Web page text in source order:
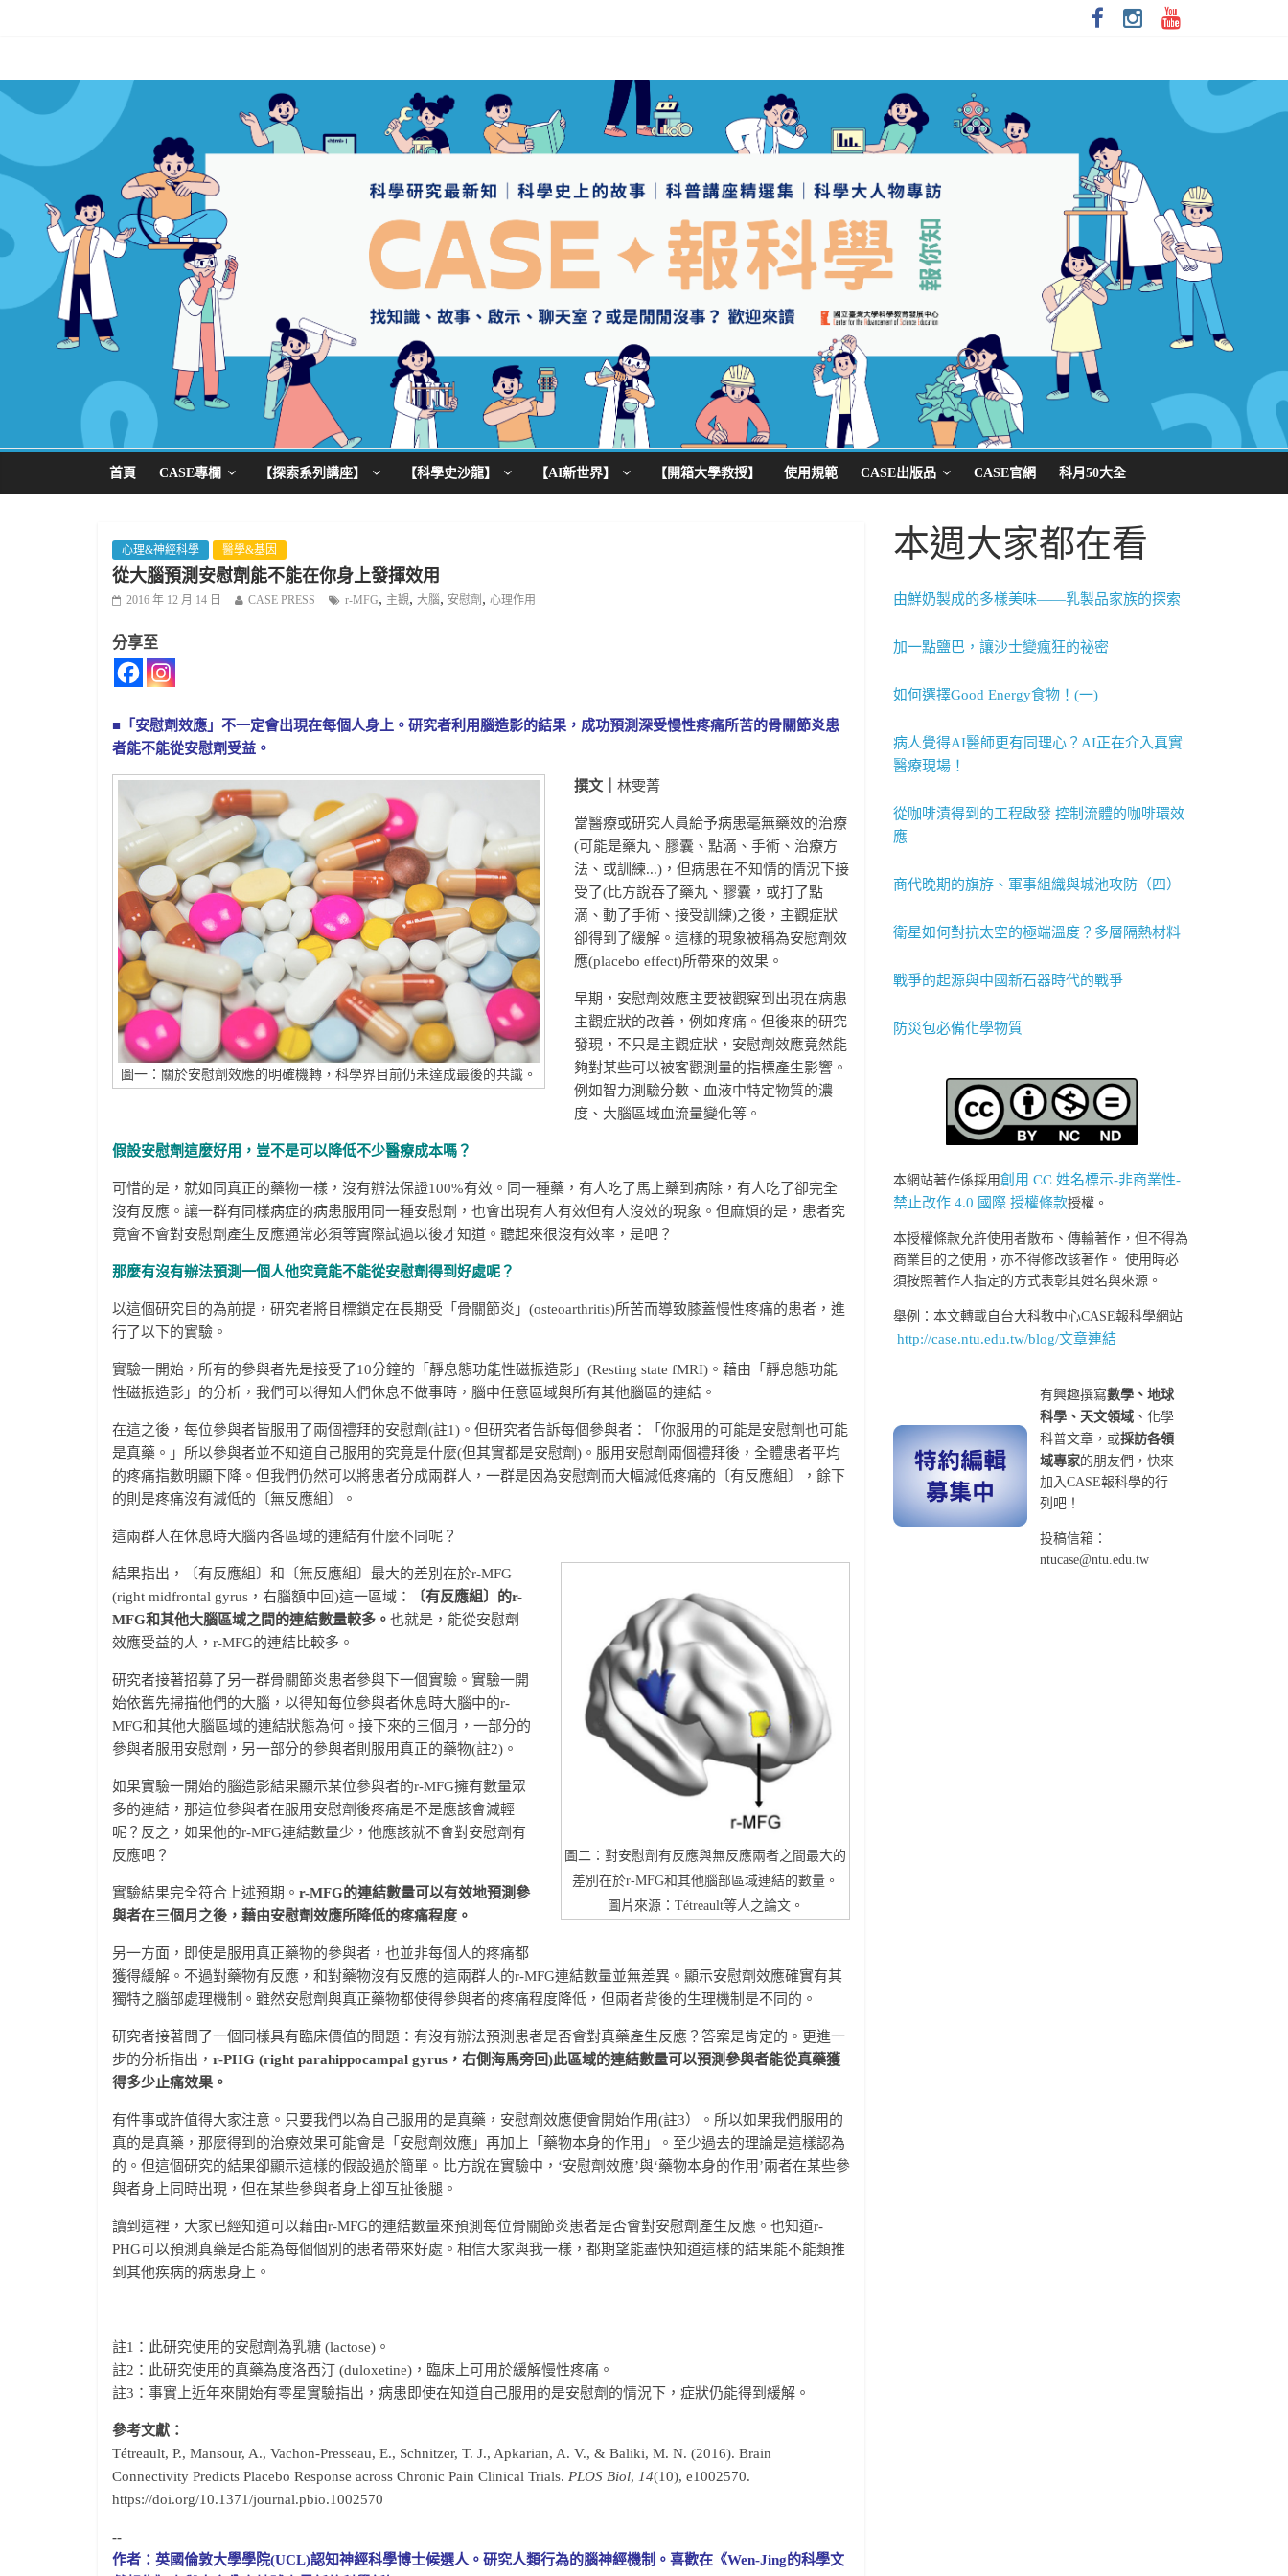
首頁 CASE專欄 【探索系列講座】 【科學史沙龍】 【AI新世界】 【開箱大學教授】 使用規範 CASE出版品 CASE官網 科月50大全
心理&神經科學 醫學&基因
從大腦預測安慰劑能不能在你身上發揮效用
2016 年 12 月 14 日 CASE PRESS r-MFG, 主觀, 大腦, 安慰劑 , 心理作用
分享至
■「安慰劑效應」不一定會出現在每個人身上。研究者利用腦造影的結果，成功預測深受慢性疼痛所苦的骨關節炎患
者能不能從安慰劑受益。
圖一：關於安慰劑效應的明確機轉，科學界目前仍未達成最後的共識。
撰文｜ 林雯菁
當醫療或研究人員給予病患毫無藥效的治療
(可能是藥丸、膠囊、點滴、手術、治療方
法、或訓練...)，但病患在不知情的情況下接
受了(比方說吞了藥丸、膠囊，或打了點
滴、動了手術、接受訓練)之後，主觀症狀
卻得到了緩解。這樣的現象被稱為安慰劑效
應(placebo effect)所帶來的效果。
早期，安慰劑效應主要被觀察到出現在病患
主觀症狀的改善，例如疼痛。但後來的研究
發現，不只是主觀症狀，安慰劑效應竟然能
夠對某些可以被客觀測量的指標產生影響。
例如智力測驗分數、血液中特定物質的濃
度、大腦區域血流量變化等。
假設安慰劑這麼好用，豈不是可以降低不少醫療成本嗎？
可惜的是，就如同真正的藥物一樣，沒有辦法保證100%有效。同一種藥，有人吃了馬上藥到病除，有人吃了卻完全
沒有反應。讓一群有同樣病症的病患服用同一種安慰劑，也會出現有人有效但有人沒效的現象。但麻煩的是，患者究
竟會不會對安慰劑產生反應通常必須等實際試過以後才知道。聽起來很沒有效率，是吧？
那麼有沒有辦法預測一個人他究竟能不能從安慰劑得到好處呢？
以這個研究目的為前提，研究者將目標鎖定在長期受「骨關節炎」(osteoarthritis)所苦而導致膝蓋慢性疼痛的患者，進
行了以下的實驗。
實驗一開始，所有的參與者先是接受了10分鐘的「靜息態功能性磁振造影」(Resting state fMRI)。藉由「靜息態功能
性磁振造影」的分析，我們可以得知人們休息不做事時，腦中任意區域與所有其他腦區的連結。
在這之後，每位參與者皆服用了兩個禮拜的安慰劑(註1)。但研究者告訴每個參與者：「你服用的可能是安慰劑也可能
是真藥。」所以參與者並不知道自己服用的究竟是什麼(但其實都是安慰劑)。服用安慰劑兩個禮拜後，全體患者平均
的疼痛指數明顯下降。但我們仍然可以將患者分成兩群人，一群是因為安慰劑而大幅減低疼痛的〔有反應組〕，餘下
的則是疼痛沒有減低的〔無反應組〕。
這兩群人在休息時大腦內各區域的連結有什麼不同呢？
圖二：對安慰劑有反應與無反應兩者之間最大的
差別在於r-MFG和其他腦部區域連結的數量。
圖片來源：Tétreault等人之論文。
結果指出，〔有反應組〕和〔無反應組〕最大的差別在於r-MFG
(right midfrontal gyrus，右腦額中回)這一區域：
〔有反應組〕的r-
MFG和其他大腦區域之間的連結數量較多。 也就是，能從安慰劑
效應受益的人，r-MFG的連結比較多。
研究者接著招募了另一群骨關節炎患者參與下一個實驗。實驗一開
始依舊先掃描他們的大腦，以得知每位參與者休息時大腦中的r-
MFG和其他大腦區域的連結狀態為何。接下來的三個月，一部分的
參與者服用安慰劑，另一部分的參與者則服用真正的藥物(註2)。
如果實驗一開始的腦造影結果顯示某位參與者的r-MFG擁有數量眾
多的連結，那這位參與者在服用安慰劑後疼痛是不是應該會減輕
呢？反之，如果他的r-MFG連結數量少，他應該就不會對安慰劑有
反應吧？
實驗結果完全符合上述預期。 r-MFG的連結數量可以有效地預測參
與者在三個月之後，藉由安慰劑效應所降低的疼痛程度。
另一方面，即使是服用真正藥物的參與者，也並非每個人的疼痛都
獲得緩解。不過對藥物有反應，和對藥物沒有反應的這兩群人的r-MFG連結數量並無差異。顯示安慰劑效應確實有其
獨特之腦部處理機制。雖然安慰劑與真正藥物都使得參與者的疼痛程度降低，但兩者背後的生理機制是不同的。
研究者接著問了一個同樣具有臨床價值的問題：有沒有辦法預測患者是否會對真藥產生反應？答案是肯定的。更進一
步的分析指出， r-PHG (right parahippocampal gyrus，右側海馬旁回)此區域的連結數量可以預測參與者能從真藥獲
得多少止痛效果。
有件事或許值得大家注意。只要我們以為自己服用的是真藥，安慰劑效應便會開始作用(註3）。所以如果我們服用的
真的是真藥，那麼得到的治療效果可能會是「安慰劑效應」再加上「藥物本身的作用」。至少過去的理論是這樣認為
的。但這個研究的結果卻顯示這樣的假設過於簡單。比方說在實驗中，‘安慰劑效應’與‘藥物本身的作用’兩者在某些參
與者身上同時出現，但在某些參與者身上卻互扯後腿。
讀到這裡，大家已經知道可以藉由r-MFG的連結數量來預測每位骨關節炎患者是否會對安慰劑產生反應。也知道r-
PHG可以預測真藥是否能為每個個別的患者帶來好處。相信大家與我一樣，都期望能盡快知道這樣的結果能不能類推
到其他疾病的病患身上。
註1：此研究使用的安慰劑為乳糖 (lactose)。
註2：此研究使用的真藥為度洛西汀 (duloxetine)，臨床上可用於緩解慢性疼痛。
註3：事實上近年來開始有零星實驗指出，病患即使在知道自己服用的是安慰劑的情況下，症狀仍能得到緩解。
參考文獻：
Tétreault, P., Mansour, A., Vachon-Presseau, E., Schnitzer, T. J., Apkarian, A. V., & Baliki, M. N. (2016). Brain
Connectivity Predicts Placebo Response across Chronic Pain Clinical Trials. PLOS Biol, 14(10), e1002570.
https://doi.org/10.1371/journal.pbio.1002570
--
作者：英國倫敦大學學院(UCL)認知神經科學博士候選人。研究人類行為的腦神經機制。喜歡在《Wen-Jing的科學文
本週大家都在看
由鮮奶製成的多樣美味——乳製品家族的探索
加一點鹽巴，讓沙士變瘋狂的祕密
如何選擇Good Energy食物！(一)
病人覺得AI醫師更有同理心？AI正在介入真實
醫療現場！
從咖啡漬得到的工程啟發 控制流體的咖啡環效
應
商代晚期的旗斿、軍事組織與城池攻防（四）
衛星如何對抗太空的極端溫度？多層隔熱材料
戰爭的起源與中國新石器時代的戰爭
防災包必備化學物質
本網站著作係採用創用 CC 姓名標示-非商業性-
禁止改作 4.0 國際 授權條款授權。
本授權條款允許使用者散布、傳輸著作，但不得為
商業目的之使用，亦不得修改該著作。 使用時必
須按照著作人指定的方式表彰其姓名與來源。
舉例：本文轉載自台大科教中心CASE報科學網站
http://case.ntu.edu.tw/blog/文章連結
有興趣撰寫數學、地球
科學、天文領域 、化學
科普文章，或採訪各領
域專家的朋友們，快來
加入CASE報科學的行
列吧！
投稿信箱：
ntucase@ntu.edu.tw